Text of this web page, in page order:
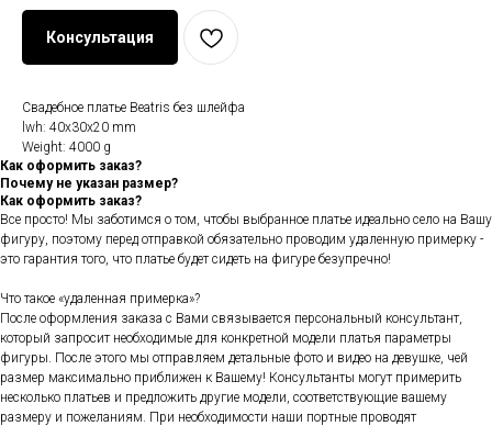
Консультация
Свадебное платье Beatris без шлейфа
lwh: 40x30x20 mm
Weight: 4000 g
Как оформить заказ?
Почему не указан размер?
Как оформить заказ?
Все просто! Мы заботимся о том, чтобы выбранное платье идеально село на Вашу
фигуру, поэтому перед отправкой обязательно проводим удаленную примерку -
это гарантия того, что платье будет сидеть на фигуре безупречно!
Что такое «удаленная примерка»?
После оформления заказа с Вами связывается персональный консультант,
который запросит необходимые для конкретной модели платья параметры
фигуры. После этого мы отправляем детальные фото и видео на девушке, чей
размер максимально приближен к Вашему! Консультанты могут примерить
несколько платьев и предложить другие модели, соответствующие вашему
размеру и пожеланиям. При необходимости наши портные проводят